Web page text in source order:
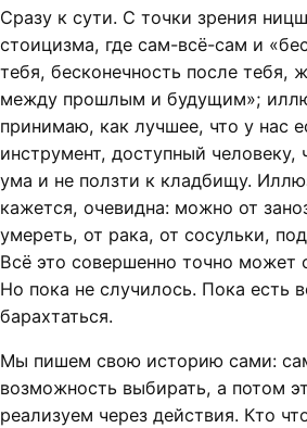
Сразу к сути. С точки зрения
стоицизма, где сам-всё-сам и
тебя, бесконечность после тебя,
между прошлым и будущим»;
принимаю, как лучшее, что у нас
инструмент, доступный человеку,
ума и не ползти к кладбищу.
кажется, очевидна: можно от
умереть, от рака, от сосульки,
Всё это совершенно точно может
Но пока не случилось. Пока есть
барахтаться.
Мы пишем свою историю сами:
возможность выбирать, а потом
реализуем через действия. Кто